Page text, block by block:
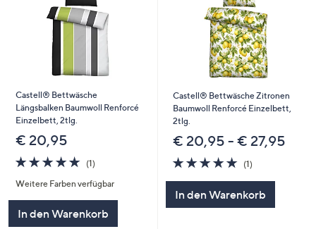
Castell® Bettwäsche
Längsbalken Baumwoll Renforcé
Einzelbett, 2tlg.
€ 20,95
5.0
von
5
(1)1
Weitere Farben verfügbar
In den Warenkorb
Castell® Bettwäsche Zitronen
Baumwoll Renforcé Einzelbett,
2tlg.
€ 20,95 - € 27,95
5.0
von
(1)1
In den Warenkorb